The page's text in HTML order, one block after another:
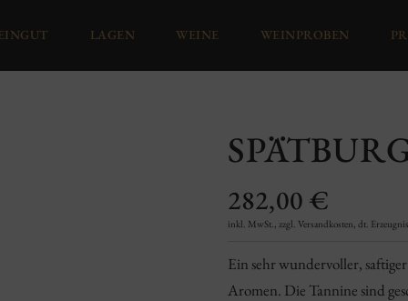
LAGEN WEINE WEINPROBEN
282,00 €
inkl. MwSt., zzgl. Versandkosten, dt.
Ein sehr wundervoller,
Aromen. Die Tannine sind